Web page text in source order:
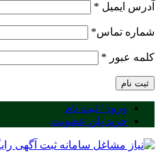
آدرس ایمیل *
شماره تماس*
کلمه عبور *
ثبت نام
ورود / ثبت نام
خرید پلن عضویت